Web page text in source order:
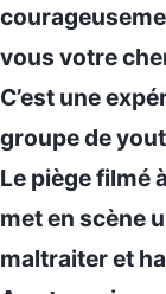
vous votre
C’est une
groupe de
Le piège filmé
met en scène
maltraiter et